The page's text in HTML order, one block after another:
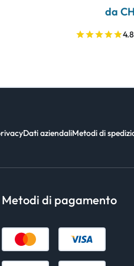
da
Dati aziendaliMetodi di
Metodi di pagamento